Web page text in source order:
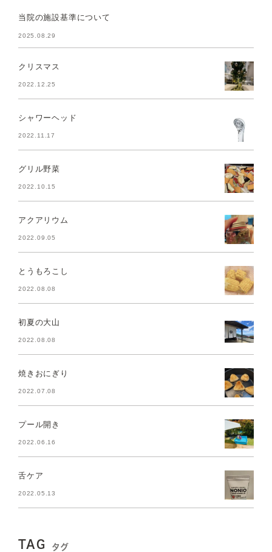
当院の施設基準について
2025.08.29
クリスマス
2022.12.25
シャワーヘッド
2022.11.17
グリル野菜
2022.10.15
アクアリウム
2022.09.05
とうもろこし
2022.08.08
初夏の大山
2022.08.08
焼きおにぎり
2022.07.08
プール開き
2022.06.16
舌ケア
2022.05.13
TAG タグ